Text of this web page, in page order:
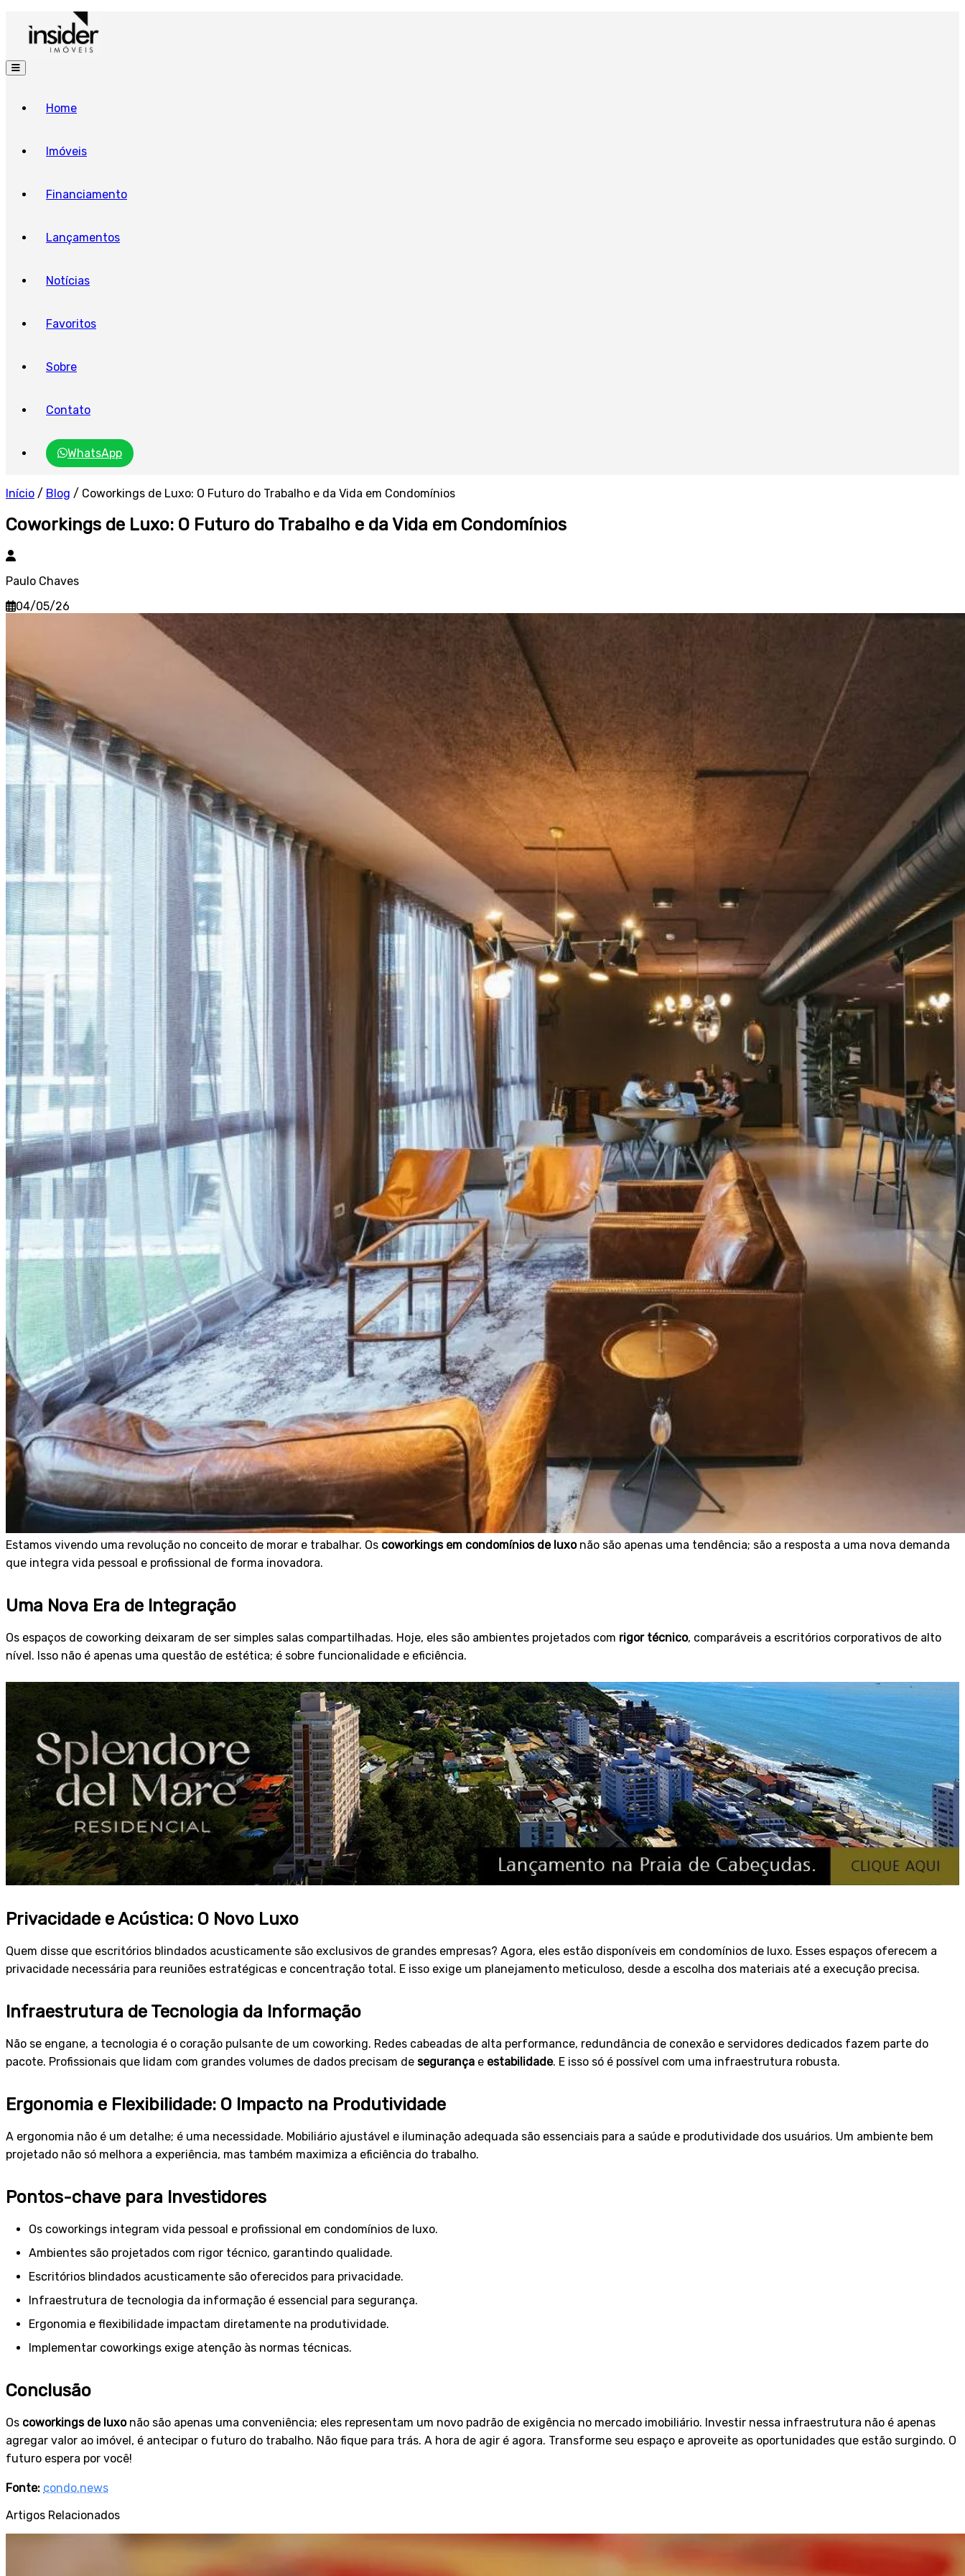
Home
Imóveis
Financiamento
Lançamentos
Notícias
Favoritos
Sobre
Contato
WhatsApp
Início / Blog / Coworkings de Luxo: O Futuro do Trabalho e da Vida em Condomínios
Coworkings de Luxo: O Futuro do Trabalho e da Vida em Condomínios
Paulo Chaves
04/05/26
Estamos vivendo uma revolução no conceito de morar e trabalhar. Os coworkings em condomínios de luxonão são apenas uma tendência; são a resposta a uma nova demanda
que integra vida pessoal e profissional de forma inovadora.
Uma Nova Era de Integração
Os espaços de coworking deixaram de ser simples salas compartilhadas. Hoje, eles são ambientes projetados com rigor técnico, comparáveis a escritórios corporativos de alto
nível. Isso não é apenas uma questão de estética; é sobre funcionalidade e eficiência.
Privacidade e Acústica: O Novo Luxo
Quem disse que escritórios blindados acusticamente são exclusivos de grandes empresas? Agora, eles estão disponíveis em condomínios de luxo. Esses espaços oferecem a
privacidade necessária para reuniões estratégicas e concentração total. E isso exige um planejamento meticuloso, desde a escolha dos materiais até a execução precisa.
Infraestrutura de Tecnologia da Informação
Não se engane, a tecnologia é o coração pulsante de um coworking. Redes cabeadas de alta performance, redundância de conexão e servidores dedicados fazem parte do
pacote. Profissionais que lidam com grandes volumes de dados precisam de segurança e estabilidade. E isso só é possível com uma infraestrutura robusta.
Ergonomia e Flexibilidade: O Impacto na Produtividade
A ergonomia não é um detalhe; é uma necessidade. Mobiliário ajustável e iluminação adequada são essenciais para a saúde e produtividade dos usuários. Um ambiente bem
projetado não só melhora a experiência, mas também maximiza a eficiência do trabalho.
Pontos-chave para Investidores
Os coworkings integram vida pessoal e profissional em condomínios de luxo.
Ambientes são projetados com rigor técnico, garantindo qualidade.
Escritórios blindados acusticamente são oferecidos para privacidade.
Infraestrutura de tecnologia da informação é essencial para segurança.
Ergonomia e flexibilidade impactam diretamente na produtividade.
Implementar coworkings exige atenção às normas técnicas.
Conclusão
Os coworkings de luxonão são apenas uma conveniência; eles representam um novo padrão de exigência no mercado imobiliário. Investir nessa infraestrutura não é apenas
agregar valor ao imóvel, é antecipar o futuro do trabalho. Não fique para trás. A hora de agir é agora. Transforme seu espaço e aproveite as oportunidades que estão surgindo. O
futuro espera por você!
Fonte: condo.news
Artigos Relacionados